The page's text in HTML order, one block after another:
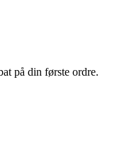
på din første ordre.